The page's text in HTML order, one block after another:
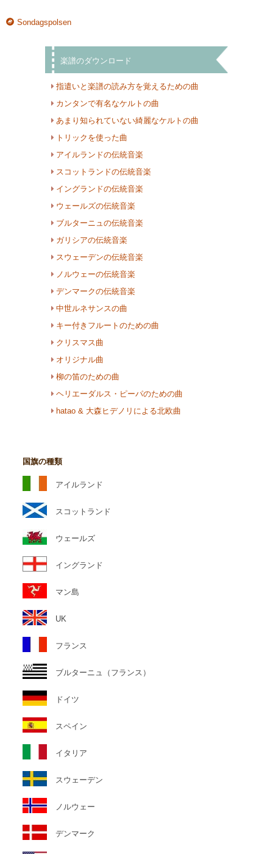
Sondagspolsen
楽譜のダウンロード
指遣いと楽譜の読み方を覚えるための曲
カンタンで有名なケルトの曲
あまり知られていない綺麗なケルトの曲
トリックを使った曲
アイルランドの伝統音楽
スコットランドの伝統音楽
イングランドの伝統音楽
ウェールズの伝統音楽
ブルターニュの伝統音楽
ガリシアの伝統音楽
スウェーデンの伝統音楽
ノルウェーの伝統音楽
デンマークの伝統音楽
中世ルネサンスの曲
キー付きフルートのための曲
クリスマス曲
オリジナル曲
柳の笛のための曲
ヘリエーダルス・ピーパのための曲
hatao & 大森ヒデノリによる北欧曲
国旗の種類
アイルランド
スコットランド
ウェールズ
イングランド
マン島
UK
フランス
ブルターニュ（フランス）
ドイツ
スペイン
イタリア
スウェーデン
ノルウェー
デンマーク